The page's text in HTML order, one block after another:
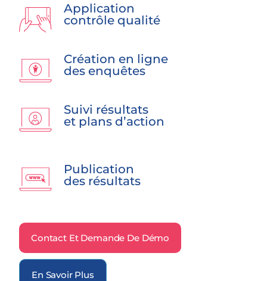
Application
contrôle qualité
Création en ligne
des enquêtes
Suivi résultats
et plans d’action
Publication
des résultats
Contact Et Demande De Démo
En Savoir Plus